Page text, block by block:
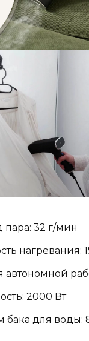
пара: 32 г/мин
нагревания:
автономной
2000 Вт
бака для воды: